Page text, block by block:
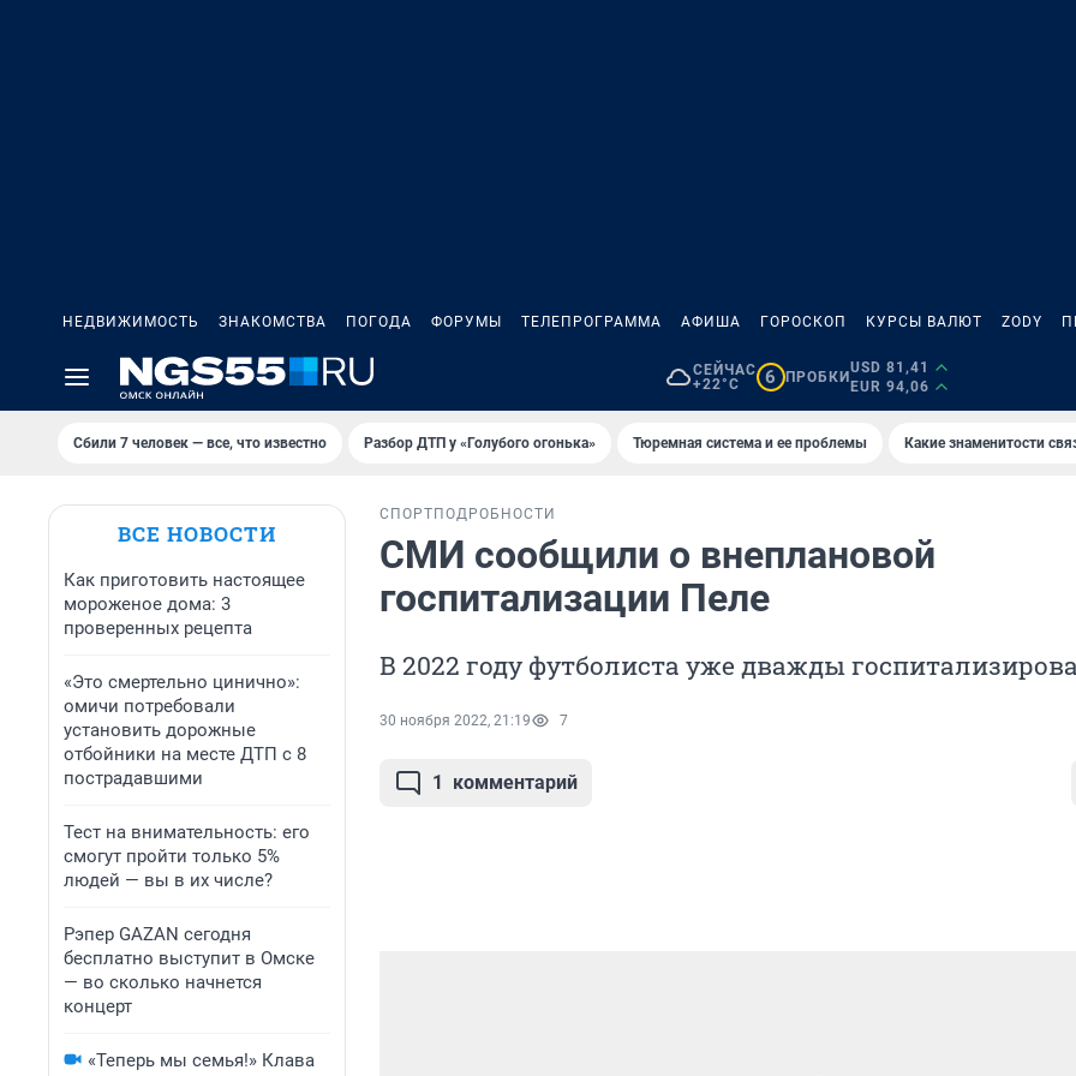
НЕДВИЖИМОСТЬ ЗНАКОМСТВА ПОГОДА ФОРУМЫ ТЕЛЕПРОГРАММА АФИША ГОРОСКОП КУРСЫ ВАЛЮТ ZODY
СЕЙЧАС
+22°C
6 ПРОБКИ
USD 81,41
EUR 94,06
Сбили 7 человек — все, что известно Разбор ДТП у «Голубого огонька» Тюремная система и ее проблемы Какие знаменитости
ВСЕ НОВОСТИ
Как приготовить настоящее
мороженое дома: 3
проверенных рецепта
«Это смертельно цинично»:
омичи потребовали
установить дорожные
отбойники на месте ДТП с 8
пострадавшими
Тест на внимательность: его
смогут пройти только 5%
людей — вы в их числе?
Рэпер GAZAN сегодня
бесплатно выступит в Омске
— во сколько начнется
концерт
«Теперь мы семья!» Клава
СПОРТ ПОДРОБНОСТИ
СМИ сообщили о внеплановой
госпитализации Пеле
В 2022 году футболиста уже дважды
30 ноября 2022, 21:19 7
1 комментарий